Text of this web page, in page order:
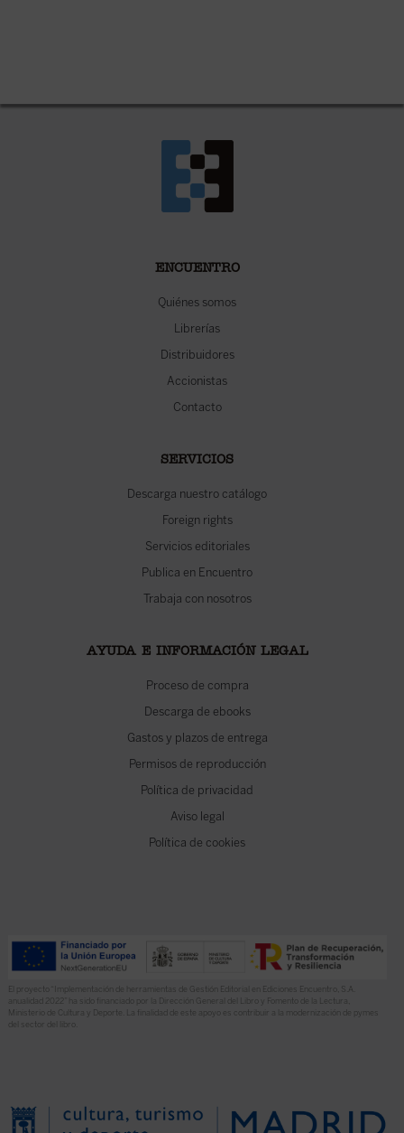
ENCUENTRO
Quiénes somos
Librerías
Distribuidores
Accionistas
Contacto
SERVICIOS
Descarga nuestro catálogo
Foreign rights
Servicios editoriales
Publica en Encuentro
Trabaja con nosotros
AYUDA E INFORMACIÓN LEGAL
Proceso de compra
Descarga de ebooks
Gastos y plazos de entrega
Permisos de reproducción
Política de privacidad
Aviso legal
Política de cookies
El proyecto “Implementación de herramientas de Gestión Editorial en Ediciones Encuentro, S.A.
anualidad 2022” ha sido financiado por la Dirección General del Libro y Fomento de la Lectura,
Ministerio de Cultura y Deporte. La finalidad de este apoyo es contribuir a la modernización de pymes
del sector del libro.